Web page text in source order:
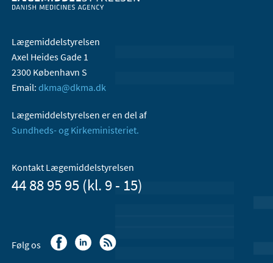
Lægemiddelstyrelsen
Axel Heides Gade 1
2300 København S
Email: dkma@dkma.dk
Lægemiddelstyrelsen er en del af
Sundheds- og Kirkeministeriet.
Kontakt Lægemiddelstyrelsen
44 88 95 95 (kl. 9 - 15)
Følg os